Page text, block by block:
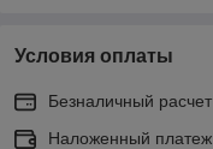
Условия оплаты
Безналичный расчет
Наложенный платеж